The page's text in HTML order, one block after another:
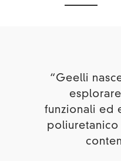
“Geelli
funzionali ed